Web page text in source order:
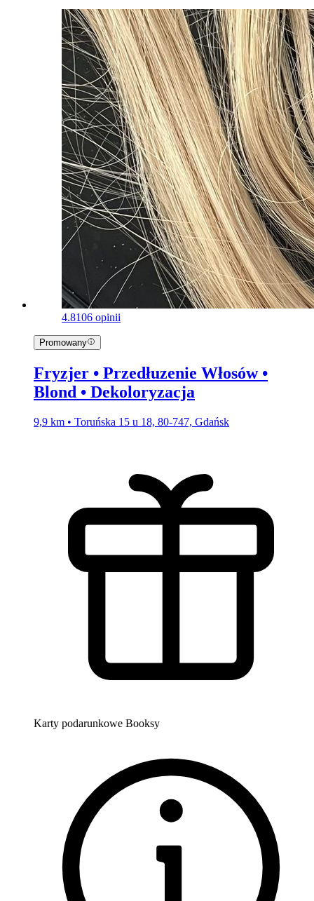
4.8106 opinii
Promowany
Fryzjer • Przedłuzenie Włosów •
Blond • Dekoloryzacja
9,9 km • Toruńska 15 u 18, 80-747, Gdańsk
Karty podarunkowe Booksy